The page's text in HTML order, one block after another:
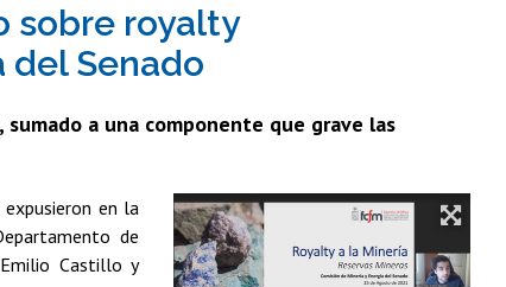
Estudios Internacionales
Bachillerato
sobre royalty
del Senado
a una componente que grave las
en la
de
Castillo y